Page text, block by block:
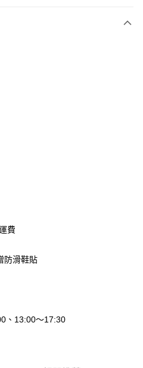
費
防滑鞋貼
、13:00～17:30